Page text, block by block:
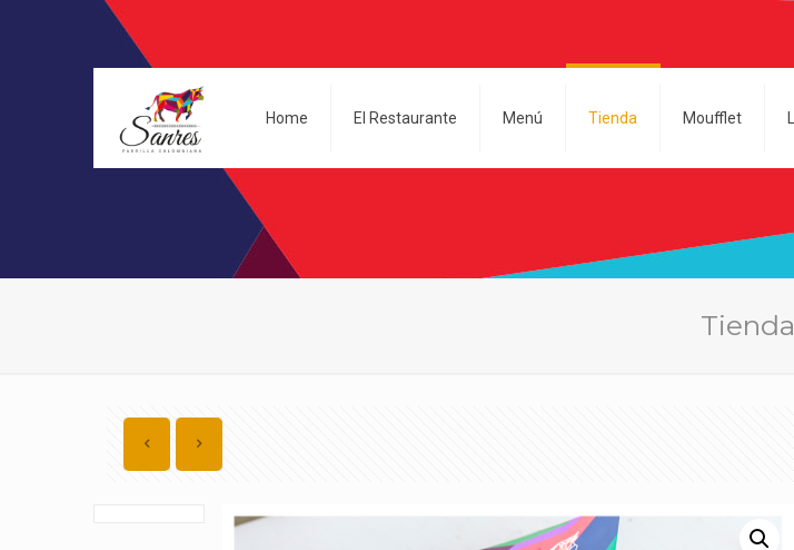
Home El Restaurante Menú Tienda Moufflet
Tienda